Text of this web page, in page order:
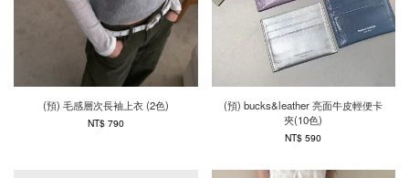
(預) 毛感層次長袖上衣 (2色)
NT$ 790
(預) bucks&leather 亮面牛皮輕便卡
夾(10色)
NT$ 590